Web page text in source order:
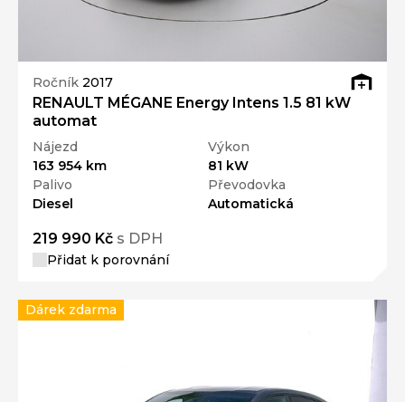
Ročník 2017
RENAULT MÉGANE Energy Intens 1.5 81 kW
automat
Nájezd
163 954 km
Výkon
81 kW
Palivo
Diesel
Převodovka
Automatická
219 990 Kč s DPH
Přidat k porovnání
Dárek zdarma